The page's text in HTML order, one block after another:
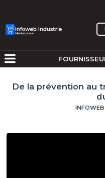
De la prévention au
INFOWEB